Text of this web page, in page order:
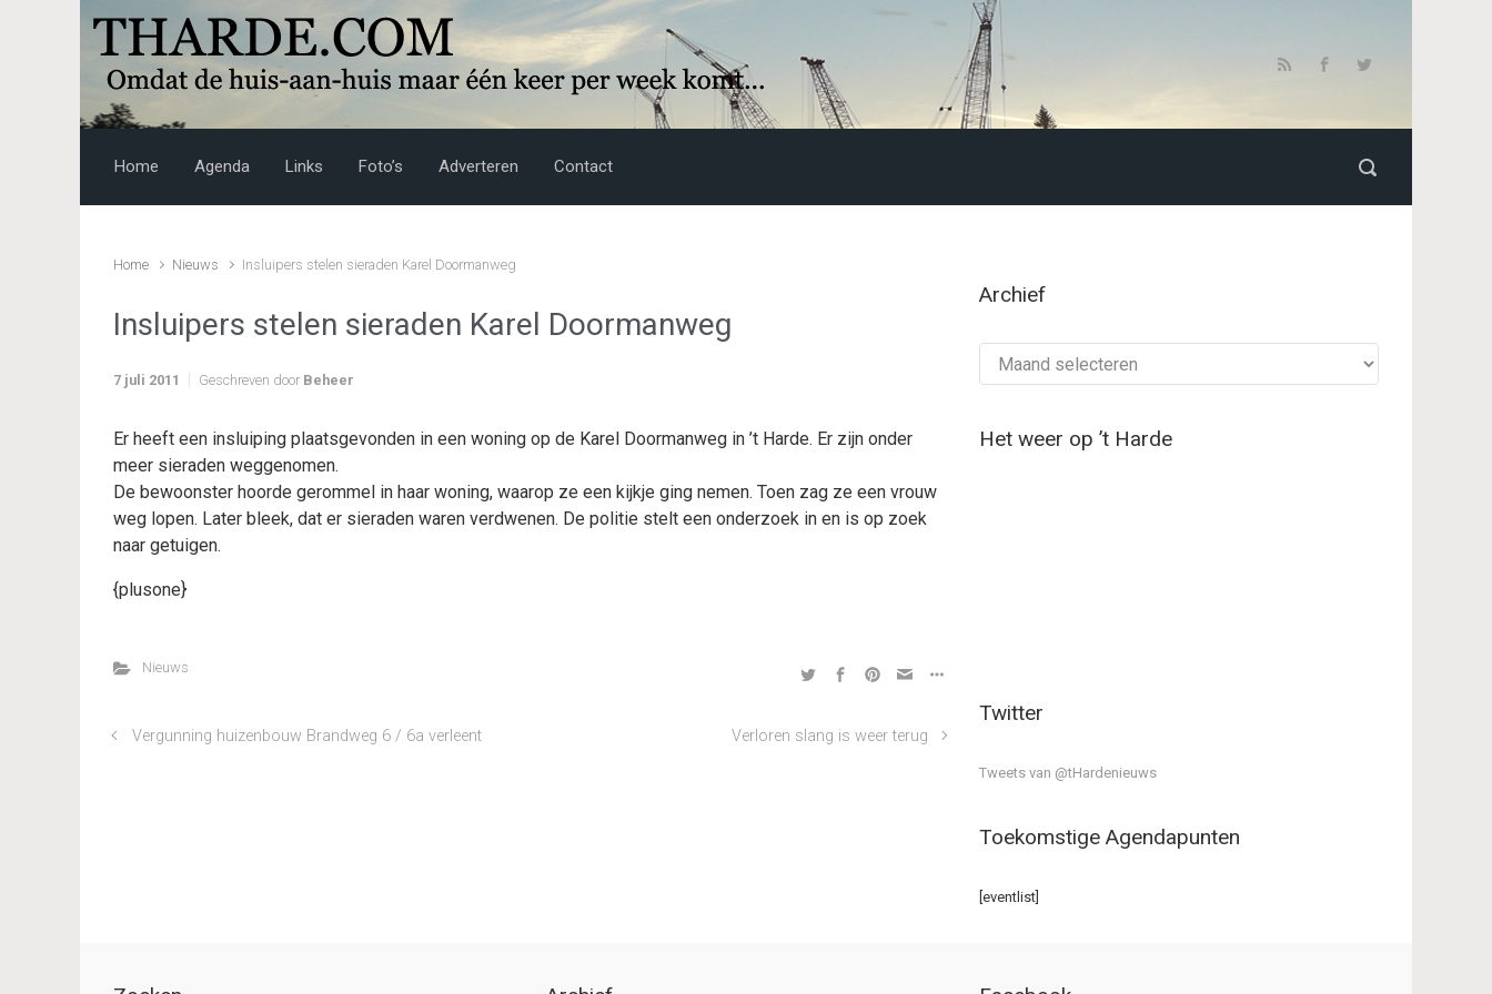
Skip to main content
Home Agenda Links Foto’s Adverteren Contact
Home Nieuws Insluipers stelen sieraden Karel Doormanweg
Insluipers stelen sieraden Karel Doormanweg
7 juli 2011 Geschreven door Beheer
Er heeft een insluiping plaatsgevonden in een woning op de Karel Doormanweg in ’t Harde. Er zijn onder
meer sieraden weggenomen.
De bewoonster hoorde gerommel in haar woning, waarop ze een kijkje ging nemen. Toen zag ze een vrouw
weg lopen. Later bleek, dat er sieraden waren verdwenen. De politie stelt een onderzoek in en is op zoek
naar getuigen.
{plusone}
Nieuws
Vergunning huizenbouw Brandweg 6 / 6a verleent Verloren slang is weer terug
Archief
Het weer op ’t Harde
Twitter
Tweets van @tHardenieuws
Toekomstige Agendapunten
[eventlist]